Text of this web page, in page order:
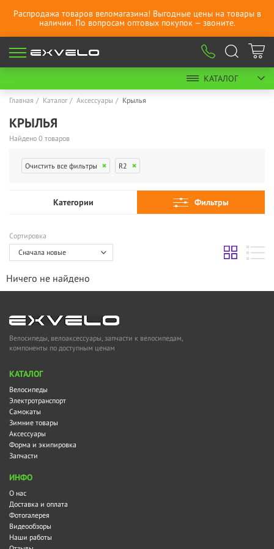
Распродажа товаров веломагазина! Выгодные цены на товары в
наличии. По вопросам оптовых покупок — звоните.
КАТАЛОГ
Главная Каталог Аксессуары Крылья
КРЫЛЬЯ
Найдено 0 товаров
Очистить все фильтры R2
Категории Фильтры
Сортировка
Сначала новые
Ничего не найдено
Велосипеды, велоаксессуары, запчасти к велосипедам,
компоненты по доступным ценам
KАТАЛОГ
Велосипеды
Электротранспорт
Самокаты
Зимние товары
Аксессуары
Форма и экипировка
Запчасти
ИНФО
О нас
Доставка и оплата
Фотогалерея
Видеообзоры
Наши работы